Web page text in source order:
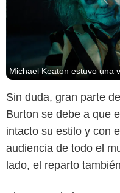
Michael Keaton estuvo una
Sin duda, gran parte
Burton se debe a que
intacto su estilo y con
audiencia de todo el
lado, el reparto